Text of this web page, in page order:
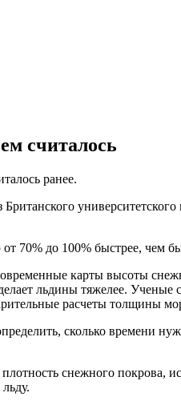
считалось
ранее.
70% до 100% быстрее, чем
карты высоты
льдины тяжелее.
расчеты толщины
сколько времени
снежного покрова,